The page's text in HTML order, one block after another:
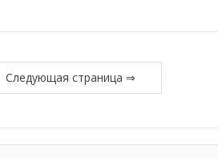
Следующая страница ⇒